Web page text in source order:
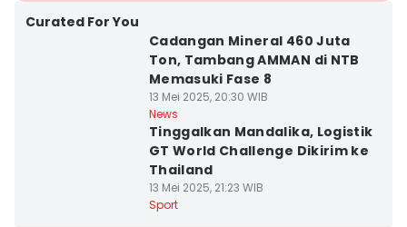
Curated For You
Cadangan Mineral 460 Juta
Ton, Tambang AMMAN di NTB
Memasuki Fase 8
13 Mei 2025, 20:30 WIB
News
Tinggalkan Mandalika, Logistik
GT World Challenge Dikirim ke
Thailand
13 Mei 2025, 21:23 WIB
Sport